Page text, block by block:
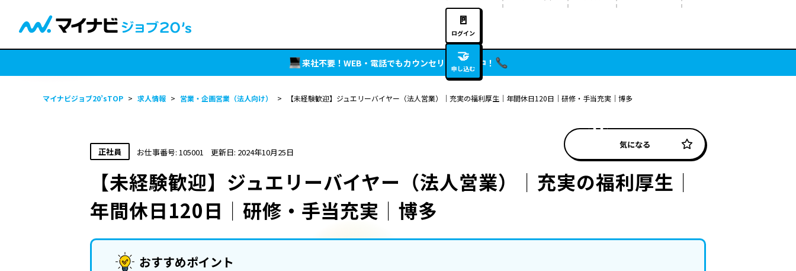
🚪
ログイン
🤝
申し込む
来社不要！WEB・電話でもカウンセリング実施中！
マイナビジョブ20’sTOP > 求人情報 > 営業・企画営業（法人向け） > 【未経験歓迎】ジュエリーバイヤー（法人営業）│充実の福利厚生│年間休日120日│研修・手当充実│博多
正社員 お仕事番号: 105001 更新日: 2024年10月25日
気になる
【未経験歓迎】ジュエリーバイヤー（法人営業）│充実の福利厚生│
年間休日120日│研修・手当充実│博多
おすすめポイント